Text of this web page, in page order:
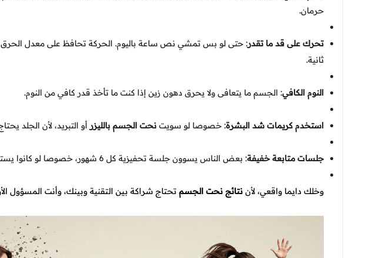
حرمان.
تحرك على قد ما تقدر: حتى لو بس تمشي نص ساعة باليوم. الحركة تحافظ على معدل الحرق
ثانية.
النوم الكافي: الجسم ما يتعافى ولا يحرق دهون زين إذا كنت ما تأخذ قدر كافي من النوم.
استخدم كريمات شد البشرة: خصوصا لو سويت نحت الجسم بالليزر أو التبريد، لأن الجلد
جلسات متابعة خفيفة: بعض الناس يسوون جلسة تحفيزية كل 6 شهور، خصوصا لو كانوا يستخدمون أجهزة مثل
وخلك دايما واقعي، لأن نتائج نحت الجسم تحتاج شراكة بين التقنية وبينك، وأنت المسؤول